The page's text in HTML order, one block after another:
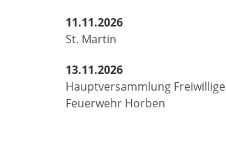
11.11.2026
St. Martin
13.11.2026
Hauptversammlung Freiwillige
Feuerwehr Horben